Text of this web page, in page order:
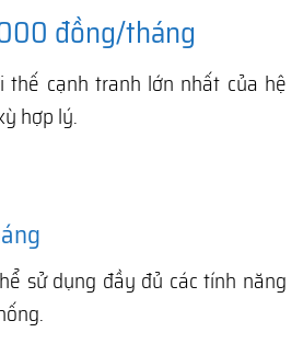
đồng/tháng
thế cạnh tranh lớn nhất của hệ
hợp lý.
sử dụng đầy đủ các tính năng